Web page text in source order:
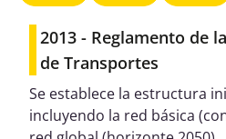
2013 - Reglamento de
de Transportes
Se establece la estructura
incluyendo la red básica